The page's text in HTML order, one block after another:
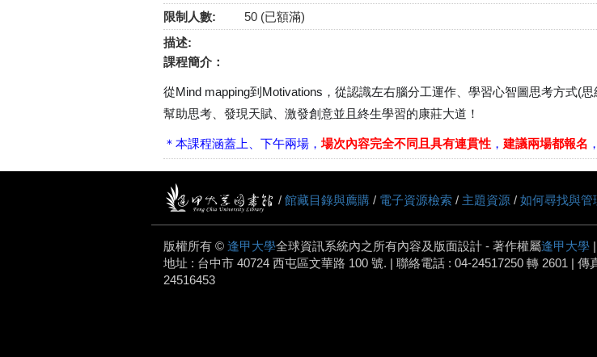
限制人數:
50 (已額滿)
描述:
課程簡介：
從Mind mapping到Motivations，從認識左右腦分工運作、學習心智圖思考方式(
幫助思考、發現天賦、激發創意並且終生學習的康莊大道！
＊本課程涵蓋上、下午兩場，場次內容完全不同且具有連貫性 ， 建議兩場都報名
/ 館藏目錄與薦購 / 電子資源檢索 / 主題資源 / 如何尋找與管
版權所有 © 逢甲大學全球資訊系統內之所有內容及版面設計 - 著作權屬逢甲大學 |
地址 : 台中市 40724 西屯區文華路 100 號. | 聯絡電話 : 04-24517250 轉 2601 | 傳
24516453